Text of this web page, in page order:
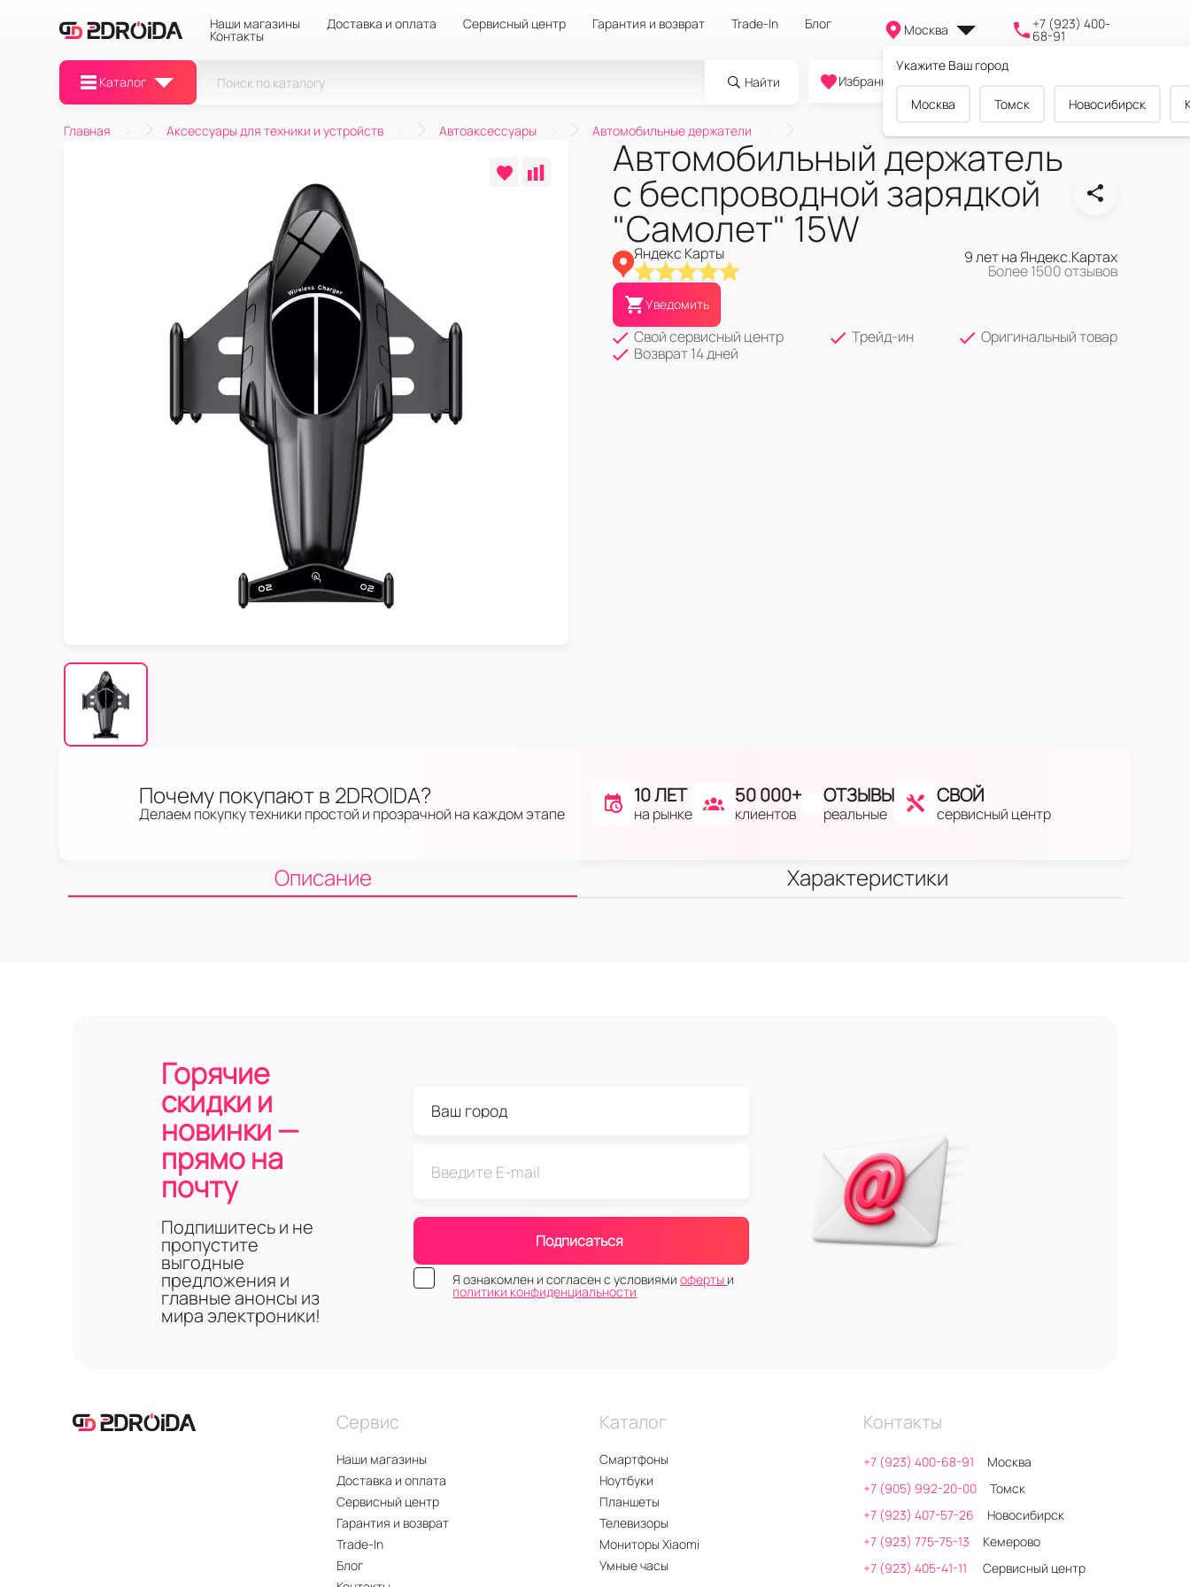
Наши магазины Доставка и оплата Сервисный центр Гарантия и возврат Trade-In Блог
Контакты Москва
Укажите Ваш город
Москва Томск Новосибирск
+7 (923) 400-
68-91
Каталог Найти
0
Избранное Cравнение Корзина
Главная Аксессуары для техники и устройств Автоаксессуары Автомобильные держатели
Автомобильный держатель
с беспроводной зарядкой
"Самолет" 15W
Яндекс Карты 9 лет на Яндекс.Картах
Более 1500 отзывов
Уведомить
Свой сервисный центр Трейд-ин
Оригинальный товар
Возврат 14 дней
Почему покупают в 2DROIDA?
Делаем покупку техники простой и прозрачной на каждом этапе
10 ЛЕТ
на рынке
50 000+
клиентов
ОТЗЫВЫ
реальные
СВОЙ
сервисный центр
Описание Характеристики
Горячие
скидки и
новинки —
прямо на
почту
Подпишитесь и не
пропустите
выгодные
предложения и
главные анонсы из
мира электроники!
Подписаться
Я ознакомлен и согласен с условиямиоферты и
политики конфиденциальности
Сервис
Наши магазины
Доставка и оплата
Сервисный центр
Гарантия и возврат
Trade-In
Блог
Каталог
Смартфоны
Ноутбуки
Планшеты
Телевизоры
Мониторы Xiaomi
Умные часы
Контакты
+7 (923) 400-68-91
Москва
+7 (905) 992-20-00
Томск
+7 (923) 407-57-26
Новосибирск
+7 (923) 775-75-13
Кемерово
+7 (923) 405-41-11
Сервисный центр